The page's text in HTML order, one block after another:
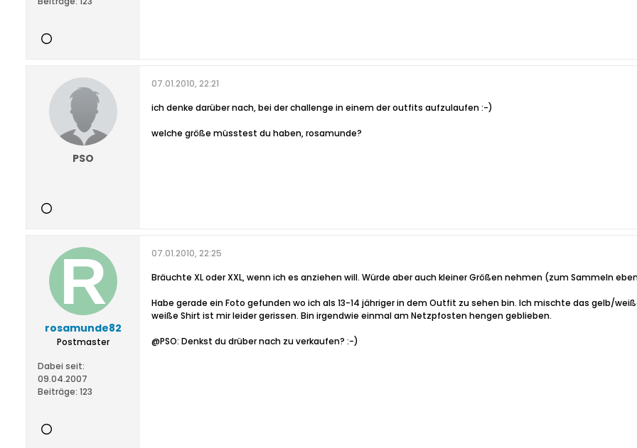
PSO
07.01.2010, 22:21
ich denke darüber nach, bei der challenge in einem der outfits aufzulaufen :-)
welche größe müsstest du haben, rosamunde?
rosamunde82
Postmaster
Dabei seit:
09.04.2007
Beiträge: 123
07.01.2010, 22:25
Bräuchte XL oder XXL, wenn ich es anziehen will. Würde aber auch kleiner Größen nehmen (zum Sammeln
Habe gerade ein Foto gefunden wo ich als 13-14 jähriger in dem Outfit zu sehen bin. Ich mischte das gelb/
weiße Shirt ist mir leider gerissen. Bin irgendwie einmal am Netzpfosten hengen geblieben.
@PSO: Denkst du drüber nach zu verkaufen? :-)